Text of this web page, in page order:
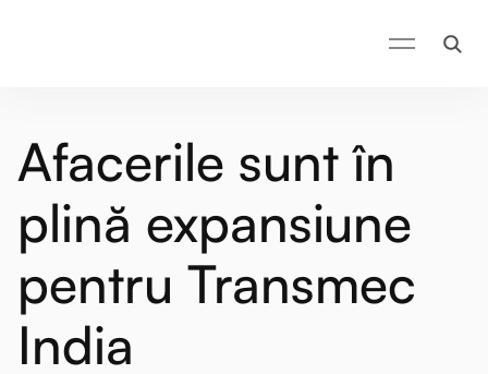
Afacerile sunt în
plină expansiune
pentru Transmec
India